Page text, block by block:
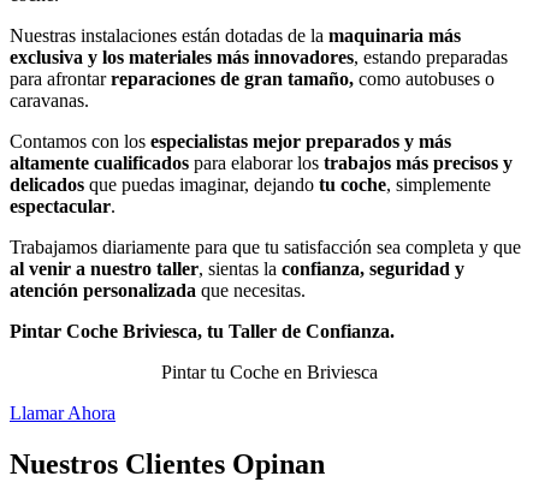
Nuestras instalaciones están dotadas de la maquinaria más
exclusiva y los materiales más innovadores, estando preparadas
para afrontarreparaciones de gran tamaño, como autobuses o
caravanas.
Contamos con los especialistas mejor preparados y más
altamente cualificados para elaborar los trabajos más precisos y
delicados que puedas imaginar, dejando tu coche, simplemente
espectacular.
Trabajamos diariamente para que tu satisfacción sea completa y que
al venir a nuestro taller, sientas la confianza, seguridad y
atención personalizada que necesitas.
Pintar Coche Briviesca, tu Taller de Confianza.
Pintar tu Coche en Briviesca
Llamar Ahora
Nuestros Clientes Opinan